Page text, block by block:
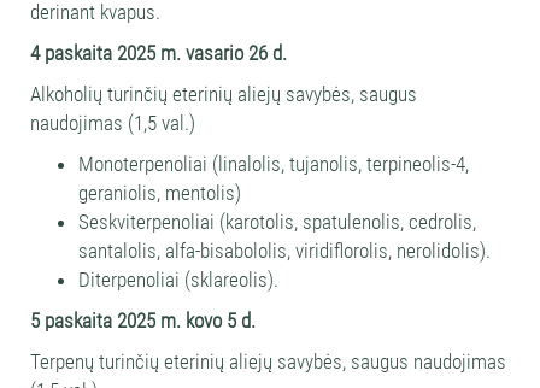
derinant kvapus.
4 paskaita 2025 m. vasario 26 d.
Alkoholių turinčių eterinių aliejų savybės, saugus
naudojimas (1,5 val.)
Monoterpenoliai (linalolis, tujanolis, terpineolis-4,
geraniolis, mentolis)
Seskviterpenoliai (karotolis, spatulenolis, cedrolis,
santalolis, alfa-bisabololis, viridiflorolis, nerolidolis).
Diterpenoliai (sklareolis).
5 paskaita 2025 m. kovo 5 d.
Terpenų turinčių eterinių aliejų savybės, saugus naudojimas